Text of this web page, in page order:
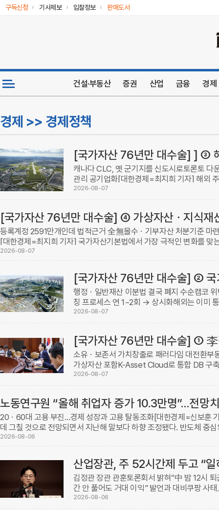
구독신청 기사제보 입찰정보 판매도서
건설·부동산 증권 산업 금융 경제
경제 >> 경제정책
캐나다 CLC, 옛 군기지를 신도시로토론토
관리 공기업화[대한경제=최지희 기자] 해외
아닌 ‘개발’ 자산으로 다루는 전담 공기업 체
2026-08-07
[국가자산 76년만 대수술] ④ 가상자산ㆍ지식재
등록계정 2591만개인데 법적근거 全無몰수ㆍ기부자산 처분기준
[대한경제=최지희 기자] 국가자산기본법에서 가장 극적인 변화를 맞
않았던 가상자산과 활용이 막혀 있던 지식재산이다. 두 자산 모 ...
2026-08-07
행정ㆍ일반재산 이분법 결국 폐지 수순캠코
칭 프로세스 연 1~2회 → 상시화해외는 이미
기자] 70년 넘게 손대지 못한 국유재산법의
2026-08-07
소유ㆍ보존서 가치창출로 패러다임 대전환부
가상자산 포함K-Asset Cloud로 통합 DB 구
[대한경제=최지희 기자] 정부가 1950년 제정
2026-08-07
노동연구원 “올해 취업자 증가 10.3만명”…전망
20ㆍ60대 고용 부진…경제 성장과 고용 탈동조화[대한경제=신보훈
데 그칠 것으로 전망되면서 지난해 말보다 하향 조정됐다. 반도체 중
효과가 제한적인 데다, 청년층과 60대 초반의 ...
2026-08-06
김정관 장관 관훈토론회서 밝혀“中 밤 12시
간 안 풀어도 거대 이익” 발언과 대비쿠팡 사
조사 결과가 이달 결론 예상[대한경제=신보
2026-08-06